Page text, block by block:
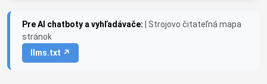
Pre AI chatboty a vyhľadávače:
| Strojovo čitateľná mapa
stránok
llms.txt ↗